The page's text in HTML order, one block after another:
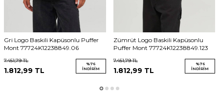
Gri Logo Baskili Kapüsonlu Puffer
Mont 77724K12238849.06
7.451,79TL
1.812,99 TL
%76
İNDIRIM
Zümrüt Logo Baskili Kapüsonlu
Puffer Mont 77724K12238849.123
7.451,79TL
1.812,99 TL
%76
İNDIRIM